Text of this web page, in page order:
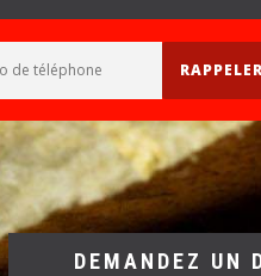
DEMANDEZ UN